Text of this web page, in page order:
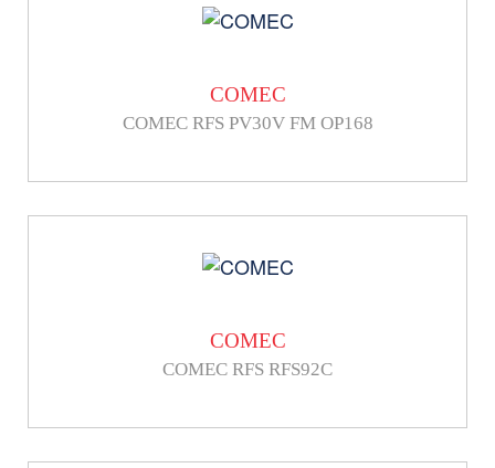
COMEC
COMEC RFS PV30V FM OP168
COMEC
COMEC RFS RFS92C